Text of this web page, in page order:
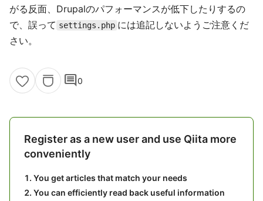
がる反面、Drupalのパフォーマンスが低下したりするの
で、誤って settings.php には追記しないようご注意くだ
さい。
comment0
Register as a new user and use Qiita more
conveniently
You get articles that match your needs
You can efficiently read back useful information